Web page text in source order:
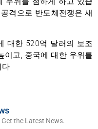
격으로 반도체전쟁은 새
대한 520억 달러의 보조
이고, 중국에 대한 우위를
다
the Latest News.